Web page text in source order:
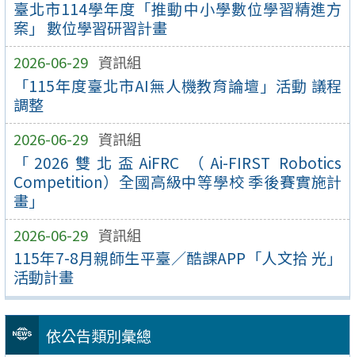
臺北市114學年度「推動中小學數位學習精進方
案」 數位學習研習計畫
2026-06-29 資訊組
「115年度臺北市AI無人機教育論壇」活動 議程
調整
2026-06-29 資訊組
「2026雙北盃AiFRC （Ai-FIRST Robotics
Competition）全國高級中等學校 季後賽實施計
畫」
2026-06-29 資訊組
115年7-8月親師生平臺／酷課APP「人文拾 光」
活動計畫
依公告類別彙總